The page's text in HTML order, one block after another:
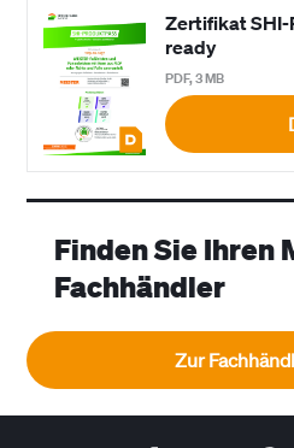
Zertifikat SHI-
ready
PDF, 3 MB
Finden Sie Ihren
Fachhändler
Zur